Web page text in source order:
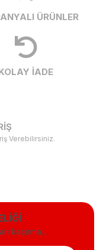
ÜRÜNLER
İADE
Verebilirsiniz.
kaçırma...